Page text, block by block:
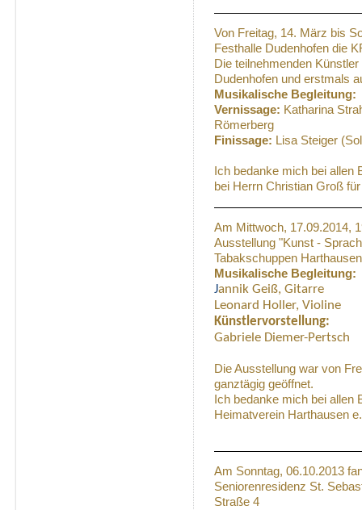
Von Freitag, 14. März bis
Festhalle Dudenhofen die
Die teilnehmenden
Dudenhofen und erstmals
Musikalische Begleitung:
Vernissage: Katharina
Römerberg
Finissage: Lisa Steiger
Ich bedanke mich bei allen
bei Herrn Christian Groß
Am Mittwoch, 17.09.2014,
Ausstellung "Kunst -
Tabakschuppen
Musikalische Begleitung:
Jannik Geiß, Gitarre
Leonard Holler, Violine
Künstlervorstellung:
Gabriele Diemer-Pertsch
Die Ausstellung war von
ganztägig geöffnet.
Ich bedanke mich bei allen
Heimatverein Harthausen
Am Sonntag, 06.10.2013
Seniorenresidenz St.
Straße 4